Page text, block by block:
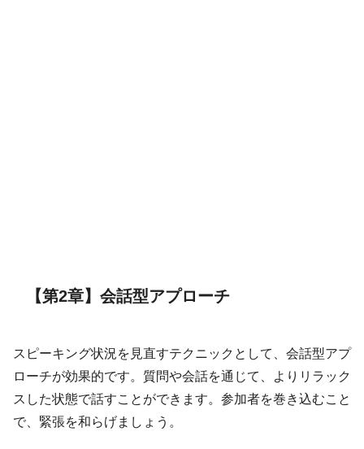
【第2章】会話型アプローチ
スピーキング状況を見直すテクニックとして、会話型アプ
ローチが効果的です。質問や会話を通じて、よりリラック
スした状態で話すことができます。参加者を巻き込むこと
で、緊張を和らげましょう。